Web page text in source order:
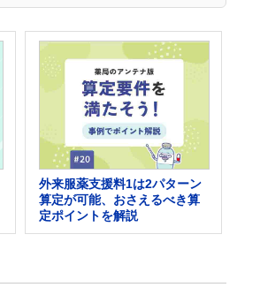
外来服薬支援料1は2パターン
算定が可能、おさえるべき算
定ポイントを解説